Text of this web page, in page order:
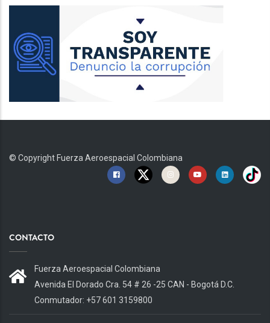
© Copyright Fuerza Aeroespacial Colombiana
CONTACTO
Fuerza Aeroespacial Colombiana
Avenida El Dorado Cra. 54 # 26 -25 CAN - Bogotá D.C.
Conmutador: +57 601 3159800